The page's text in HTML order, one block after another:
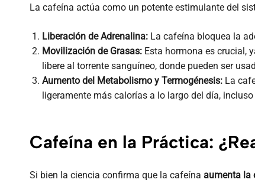
La cafeína actúa como un potente estimulante del
Liberación de Adrenalina:La cafeína bloquea la
Movilización de Grasas:Esta hormona es crucial,
libere al torrente sanguíneo, donde pueden ser
Aumento del Metabolismo y Termogénesis:La
ligeramente más calorías a lo largo del día, incluso
Cafeína en la Práctica:
Si bien la ciencia confirma que la cafeína aumenta la